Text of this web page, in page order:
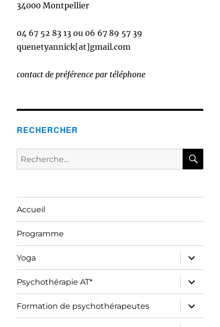
34000 Montpellier
04 67 52 83 13 ou 06 67 89 57 39
quenetyannick[at]gmail.com
contact de préférence par téléphone
RECHERCHER
Recherche
pour :
Accueil
Programme
Yoga ouvrir
le
sous-
menu
Psychothérapie AT* ouvrir
le
sous-
menu
Formation de psychothérapeutes ouvrir
le
sous-